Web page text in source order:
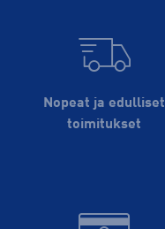
Nopeat ja edulliset
toimitukset